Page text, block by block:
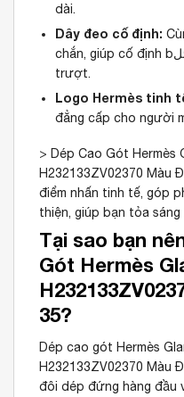
dài.
Dây đeo cố định:
chắn, giúp cố định bائل chân tốt nhất, hạn chế trơn
trượt.
Logo Hermès tinh
đẳng cấp cho người
> Dép Cao Gót Hermès
H232133ZV02370 Màu
điểm nhấn tinh tế, góp
thiện, giúp bạn tỏa
Tại sao bạn
Gót Hermès
35?
Dép cao gót Hermès
H232133ZV02370 Màu
đôi dép đứng hàng đầu